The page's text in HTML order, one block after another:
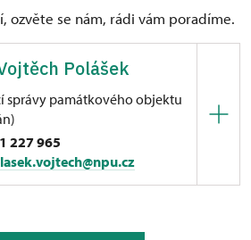
ozvěte se nám, rádi vám poradíme.
Polášek
správy památkového objektu
227 965
armády 413/95, Ostrava 71500